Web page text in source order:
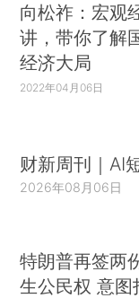
向松祚：宏观
讲，带你了解
经济大局
2022年04月06日
财新周刊｜AI
2026年08月06日
特朗普再签两
生公民权 意图